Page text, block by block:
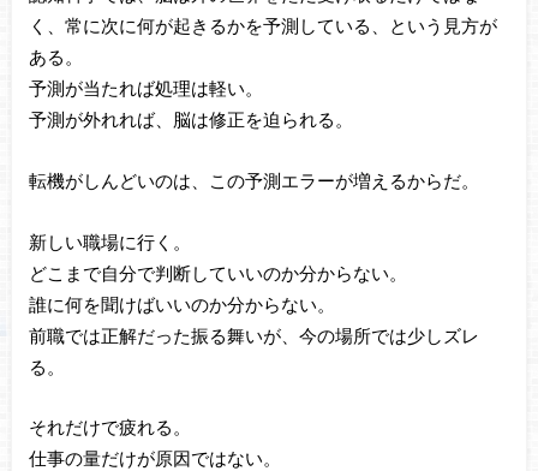
く、常に次に何が起きるかを予測している、という見方が
ある。
予測が当たれば処理は軽い。
予測が外れれば、脳は修正を迫られる。
転機がしんどいのは、この予測エラーが増えるからだ。
新しい職場に行く。
どこまで自分で判断していいのか分からない。
誰に何を聞けばいいのか分からない。
前職では正解だった振る舞いが、今の場所では少しズレ
る。
それだけで疲れる。
仕事の量だけが原因ではない。